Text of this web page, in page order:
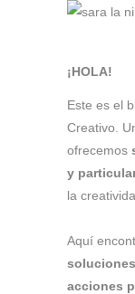
¡HOLA!
Este es el
Creativo.
ofrecemos
y
la
Aquí
acciones